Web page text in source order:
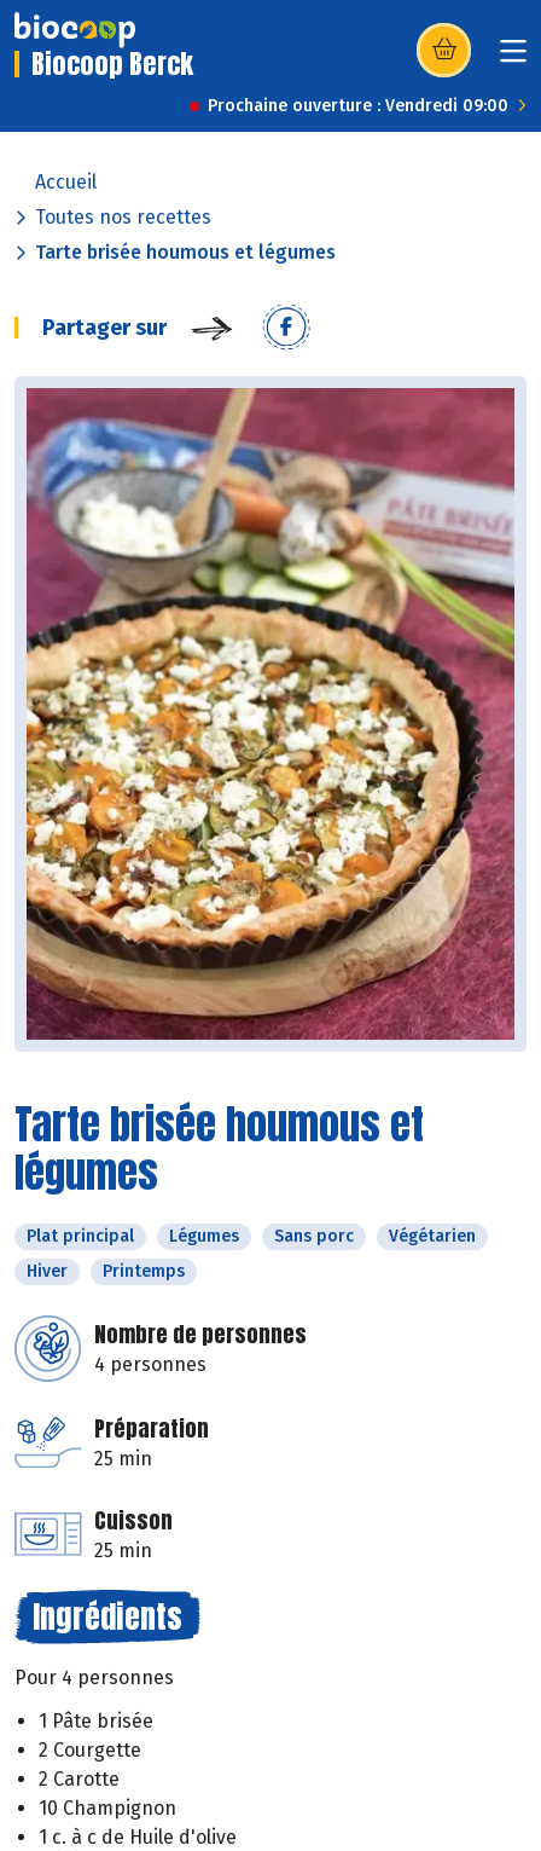
Biocoop Berck (s’ouvre dans
Prochaine ouverture : Vendredi 09:00
Accueil
Toutes nos recettes
Tarte brisée houmous et légumes
Partager sur
Tarte brisée houmous et
légumes
Plat principal Légumes Sans porc
Végétarien
Hiver
Printemps
Nombre de personnes
4 personnes
Préparation
25 min
Cuisson
25 min
Ingrédients
Pour 4 personnes
1 Pâte brisée
2 Courgette
2 Carotte
10 Champignon
1 c. à c de Huile d'olive